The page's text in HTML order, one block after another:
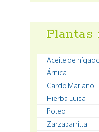
Plantas
Aceite de
Árnica
Cardo Mariano
Hierba Luisa
Poleo
Zarzaparrilla